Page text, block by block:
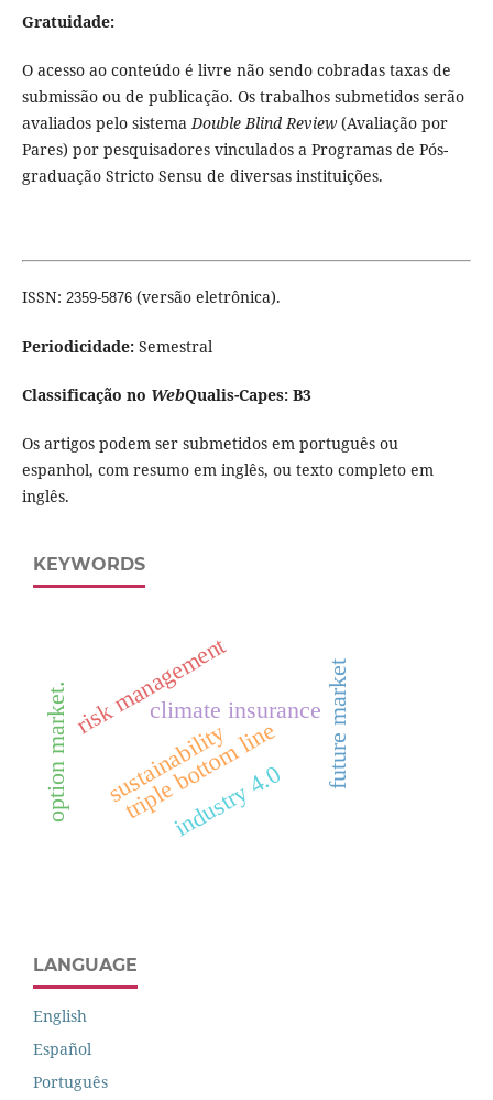
Gratuidade:
O acesso ao conteúdo é livre não sendo cobradas taxas de
submissão ou de publicação. Os trabalhos submetidos serão
avaliados pelo sistema Double Blind Review(Avaliação por
Pares) por pesquisadores vinculados a Programas de Pós-
graduação Stricto Sensu de diversas instituições.
ISSN: 2359-5876(versão eletrônica).
Periodicidade: Semestral
Classificação no WebQualis-Capes: B3
Os artigos podem ser submetidos em português ou
espanhol, com resumo em inglês, ou texto completo em
inglês.
KEYWORDS
industry 4.0
risk management
sustainability
triple bottom line
climate insurance future market
option market.
LANGUAGE
English
Español
Português